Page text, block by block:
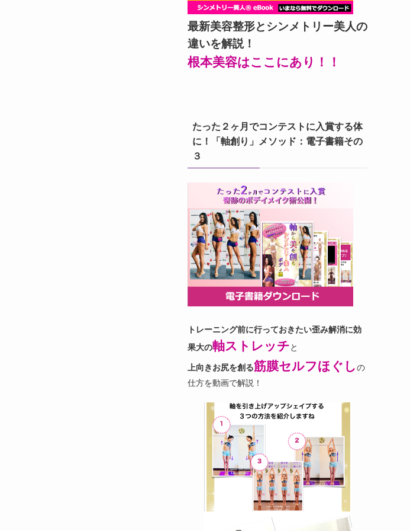
最新美容整形とシンメトリー美人の
違いを解説！
根本美容はここにあり！！
たった２ヶ月でコンテストに入賞する体
に！「軸創り」メソッド：電子書籍その
３
トレーニング前に行っておきたい歪み解消に効
果大の軸ストレッチと
上向きお尻を創る筋膜セルフほぐしの
仕方を動画で解説！